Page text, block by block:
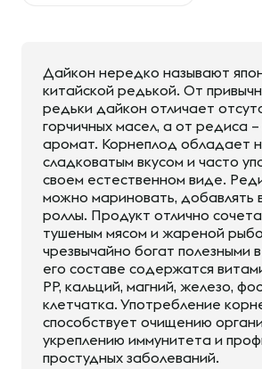
Дайкон нередко называют
китайской редькой. От
редьки дайкон отличает
горчичных масел, а от редиса –
аромат. Корнеплод обладает
сладковатым вкусом и часто
своем естественном виде.
можно мариновать, добавлять
роллы. Продукт отлично
тушеным мясом и жареной
чрезвычайно богат полезными
его составе содержатся
РР, кальций, магний, железо,
клетчатка. Употребление
способствует очищению
укреплению иммунитета и
простудных заболеваний.